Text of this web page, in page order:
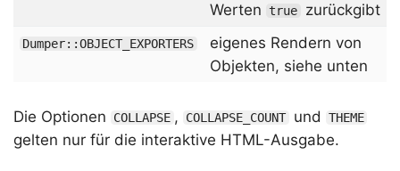
Werten
true zurückgibt
Dumper::OBJECT_EXPORTERS
eigenes Rendern von
Objekten, siehe unten
Die Optionen COLLAPSE , COLLAPSE_COUNT und THEME
gelten nur für die interaktive HTML-Ausgabe.